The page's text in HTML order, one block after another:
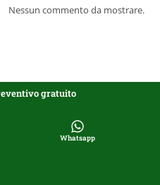
Nessun commento da mostrare.
gratuito
Whatsapp